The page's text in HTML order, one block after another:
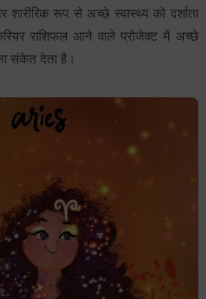
शारीरिक रूप से अच्छे स्वास्थ्य को दर्शाता
राशिफल आने वाले प्रोजेक्ट में अच्छे
संकेत देता है।